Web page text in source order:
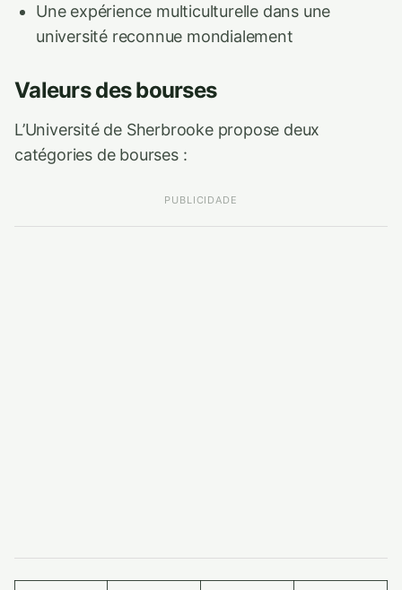
Une expérience multiculturelle dans une
université reconnue mondialement
Valeurs des bourses
L’Université de Sherbrooke propose deux
catégories de bourses :
PUBLICIDADE